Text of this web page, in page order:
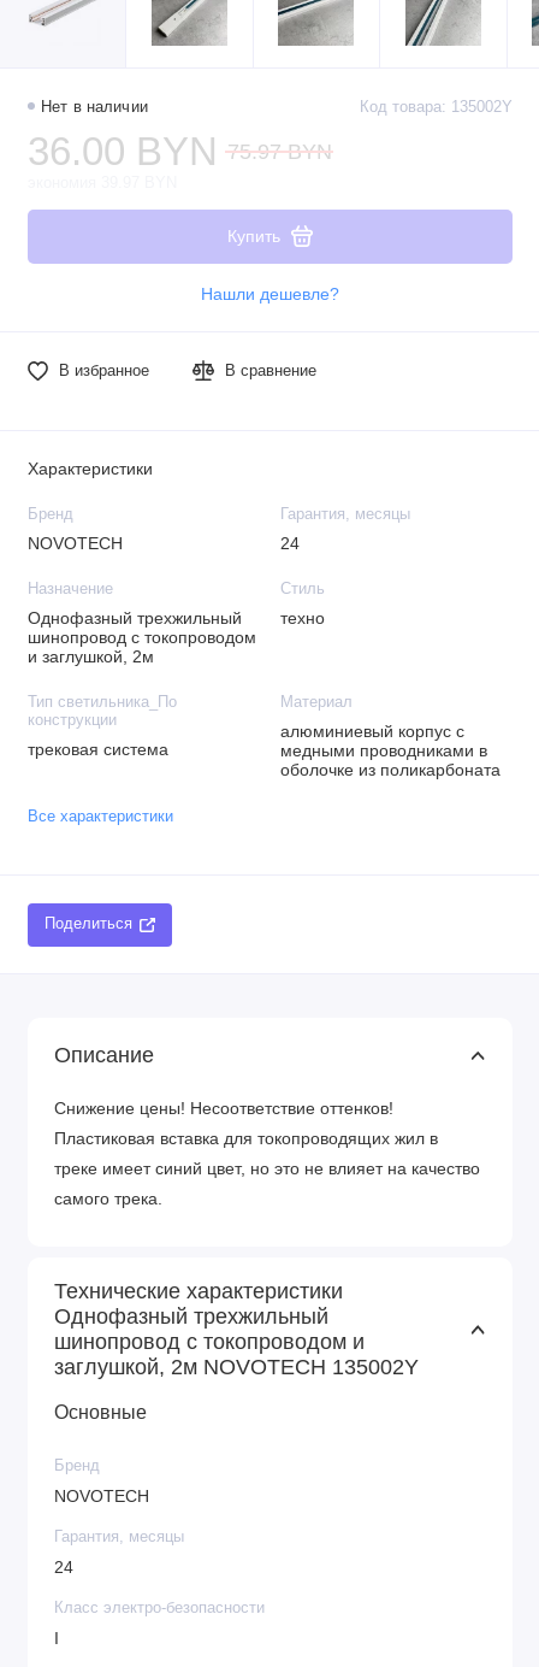
Нет в наличии Код товара: 135002Y
36.00 BYN 75.97 BYN
Купить
Нашли дешевле?
В избранное В сравнение
Характеристики
Бренд
NOVOTECH
Гарантия, месяцы
24
Назначение
Однофазный трехжильный
шинопровод с токопроводом
и заглушкой, 2м
Стиль
техно
Тип светильника_По
конструкции
трековая система
Материал
алюминиевый корпус с
медными проводниками в
оболочке из поликарбоната
Все характеристики
Поделиться
Описание
Снижение цены! Несоответствие оттенков!
Пластиковая вставка для токопроводящих жил в
треке имеет синий цвет, но это не влияет на качество
самого трека.
Технические характеристики
Однофазный трехжильный
шинопровод с токопроводом и
заглушкой, 2м NOVOTECH 135002Y
Основные
Бренд
NOVOTECH
Гарантия, месяцы
24
Класс электро-безопасности